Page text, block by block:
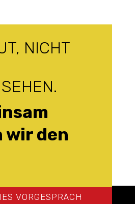
NICHT
wir den
VORGESPRÄCH